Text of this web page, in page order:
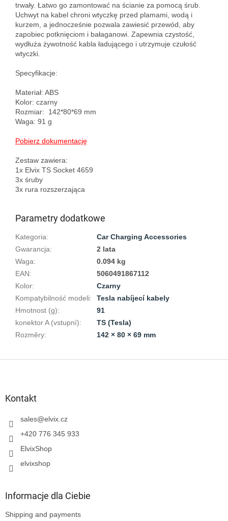
trwały. Łatwo go zamontować na ścianie za pomocą śrub.
Uchwyt na kabel chroni wtyczkę przed plamami, wodą i
kurzem, a jednocześnie pozwala zawiesić przewód, aby
zapobiec potknięciom i bałaganowi. Zapewnia czystość,
wydłuża żywotność kabla ładującego i utrzymuje czułość
wtyczki.
Specyfikacje:
Materiał: ABS
Kolor: czarny
Rozmiar:  142*80*69 mm
Waga: 91 g
Pobierz dokumentację
Zestaw zawiera:
1x Elvix TS Socket 4659
3x śruby
Parametry dodatkowe
Kategoria:
Car Charging Accessories
Gwarancja:
2 lata
Waga:
0.094 kg
EAN:
5060491867112
Kolor:
Czarny
Kompatybilność modeli:
Tesla nabíjecí kabely
Hmotnost (g):
91
konektor A (vstupní):
TS (Tesla)
Rozměry: 142 × 80 × 69 mm
Kontakt
sales@elvix.cz
+420 776 345 933
ElvixShop
elvixshop
Informacje dla Ciebie
Shipping and payments